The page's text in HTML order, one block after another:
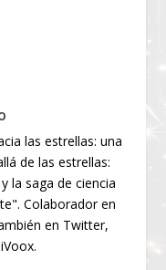
las estrellas: una
de las estrellas:
la saga de ciencia
Colaborador en
en Twitter,